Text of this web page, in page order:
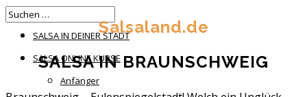
HOME
SALSA IN DEINER STADT
SALSA ONLINE KURSE
Anfänger
Salsaland.de
SALSA IN BRAUNSCHWEIG